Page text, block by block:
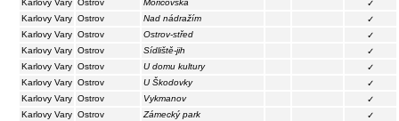
✓
Karlovy Vary Ostrov Nad nádražím
✓
Karlovy Vary Ostrov Ostrov-střed
✓
Karlovy Vary Ostrov Sídliště-jih
✓
Karlovy Vary Ostrov U domu kultury
✓
Karlovy Vary Ostrov U Škodovky
✓
Karlovy Vary Ostrov Vykmanov
✓
Karlovy Vary Ostrov Zámecký park
✓